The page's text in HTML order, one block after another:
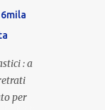
e
e
in
della
integra
: a
per